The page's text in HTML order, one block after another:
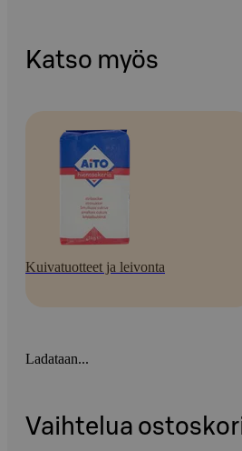
Katso myös
Kuivatuotteet ja leivonta
Ladataan...
Vaihtelua